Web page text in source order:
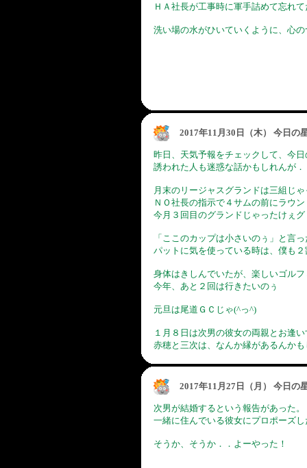
ＨＡ社長が工事時に軍手詰めて忘れ
洗い場の水がひいていくように、心
2017年11月30日（木） 今日の
昨日、天気予報をチェックして、今
誘われた人も迷惑な話かもしれんが
月末のリージャスグランドは三組じ
ＮＯ社長の指示で４サムの前にラウ
今月３回目のグランドじゃったけぇ
「ここのカップは小さいのぅ」と言
パットに気を使っている時は、僕も
身体はきしんでいたが、楽しいゴル
今年、あと２回は行きたいのぅ
元旦は尾道ＧＣじゃ(^っ^)
１月８日は次男の彼女の両親とお逢
赤穂と三次は、なんか縁があるんか
2017年11月27日（月） 今日の
次男が結婚するという報告があった。
一緒に住んでいる彼女にプロポーズ
そうか、そうか．．よーやった！